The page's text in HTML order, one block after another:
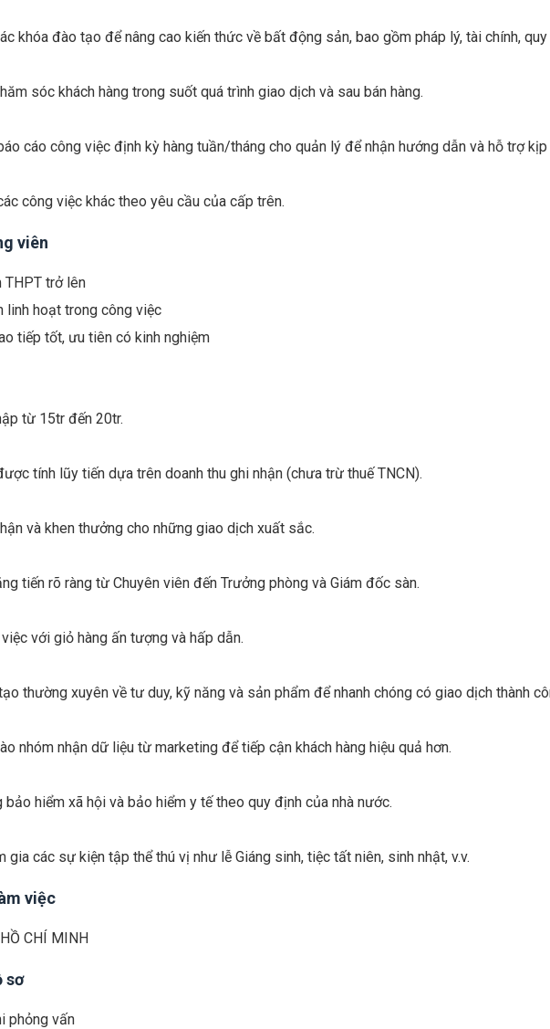
khóa đào tạo để nâng cao kiến thức về bất động sản, bao gồm pháp lý, tài chính,
sóc khách hàng trong suốt quá trình giao dịch và sau bán hàng.
cáo công việc định kỳ hàng tuần/tháng cho quản lý để nhận hướng dẫn và hỗ trợ
công việc khác theo yêu cầu của cấp trên.
viên
THPT trở lên
linh hoạt trong công việc
tiếp tốt, ưu tiên có kinh nghiệm
từ 15tr đến 20tr.
tính lũy tiến dựa trên doanh thu ghi nhận (chưa trừ thuế TNCN).
và khen thưởng cho những giao dịch xuất sắc.
tiến rõ ràng từ Chuyên viên đến Trưởng phòng và Giám đốc sàn.
với giỏ hàng ấn tượng và hấp dẫn.
thường xuyên về tư duy, kỹ năng và sản phẩm để nhanh chóng có giao dịch thành
nhóm nhận dữ liệu từ marketing để tiếp cận khách hàng hiệu quả hơn.
hiểm xã hội và bảo hiểm y tế theo quy định của nhà nước.
gia các sự kiện tập thể thú vị như lễ Giáng sinh, tiệc tất niên, sinh nhật, v.v.
việc
CHÍ MINH
sơ
phỏng vấn